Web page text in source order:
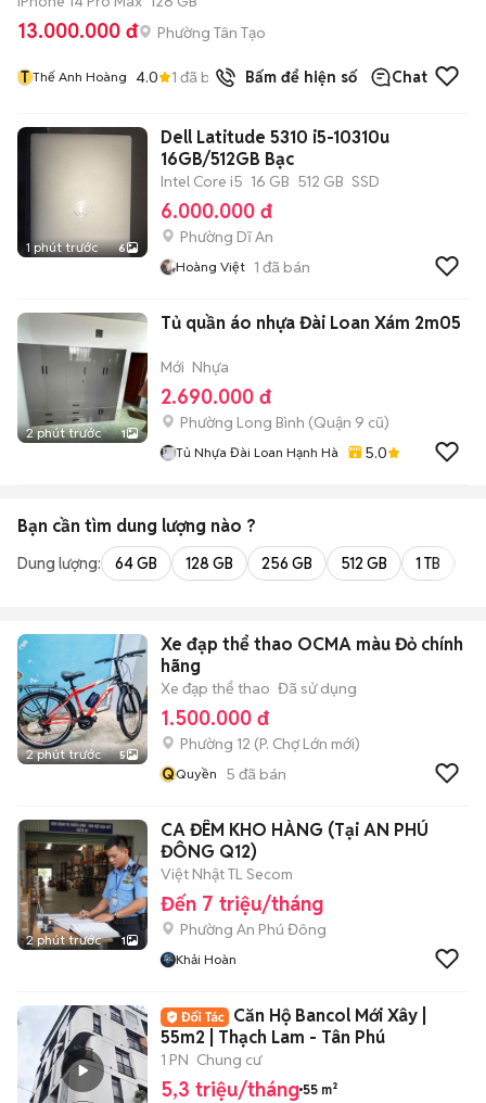
13.000.000 đ Phường Tân Tạo
T Thế Anh Hoàng 4.0 1 đã bán Bấm để hiện số Chat
1 phút trước 6
Dell Latitude 5310 i5-10310u
16GB/512GB Bạc
Intel Core i5 16 GB 512 GB SSD
6.000.000 đ
Phường Dĩ An
Hoàng Việt 1 đã bán
2 phút trước 1
Tủ quần áo nhựa Đài Loan Xám 2m05
Mới Nhựa
2.690.000 đ
Phường Long Bình (Quận 9 cũ)
Tủ Nhựa Đài Loan Hạnh Hà 5.0
Bạn cần tìm dung lượng nào ?
Dung lượng: 64 GB 128 GB 256 GB 512 GB 1 TB
2 phút trước 5
Xe đạp thể thao OCMA màu Đỏ chính
hãng
Xe đạp thể thao Đã sử dụng
1.500.000 đ
Phường 12 (P. Chợ Lớn mới)
QQuyền 5 đã bán
2 phút trước 1
CA ĐÊM KHO HÀNG (Tại AN PHÚ
ĐÔNG Q12)
Việt Nhật TL Secom
Đến 7 triệu/tháng
Phường An Phú Đông
Khải Hoàn
Căn Hộ Bancol Mới Xây |
55m2 | Thạch Lam - Tân Phú
1 PN Chung cư
5,3 triệu/tháng 55 m²